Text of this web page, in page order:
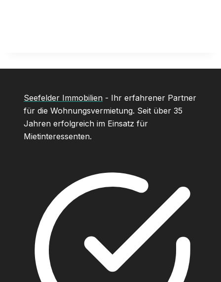
Seefelder Immobilien - Ihr erfahrener Partner
für die Wohnungsvermietung. Seit über 35
Jahren erfolgreich im Einsatz für
Mietinteressenten.